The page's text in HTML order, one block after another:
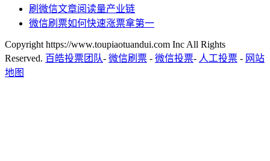
刷微信文章阅读量产业链
微信刷票如何快速涨票拿第一
Copyright https://www.toupiaotuandui.com Inc All Rights
Reserved. 百皓投票团队- 微信刷票 - 微信投票- 人工投票 - 网站
地图